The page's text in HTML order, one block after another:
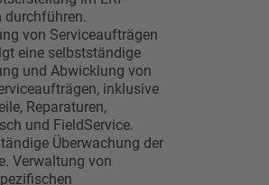
durchführen.
von Serviceaufträgen
eine selbstständige
und Abwicklung von
inklusive
Reparaturen,
und FieldService.
Überwachung der
Verwaltung von